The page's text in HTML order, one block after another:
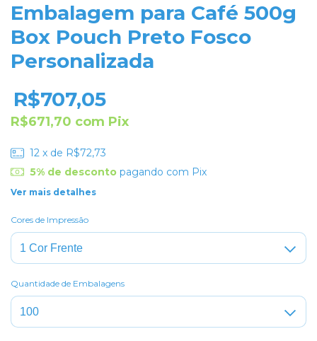
Embalagem para Café 500g
Box Pouch Preto Fosco
Personalizada
R$707,05
R$671,70 com Pix
12 x de R$72,73
5% de descontopagando com Pix
Ver mais detalhes
Cores de Impressão
Quantidade de Embalagens